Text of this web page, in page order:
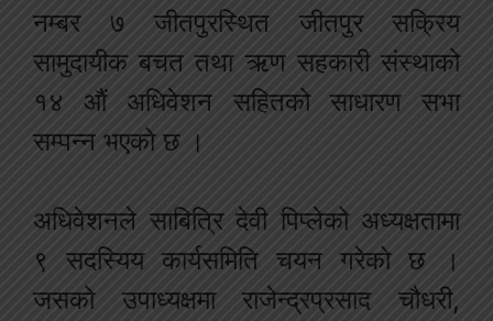
नम्बर ७ जीतपुरस्थित जीतपुर सक्रिय
सामुदायीक बचत तथा ऋण सहकारी संस्थाको
१४ औं अधिवेशन सहितको साधारण सभा
सम्पन्न भएको छ ।
अधिवेशनले साबित्रि देवी पिप्लेको अध्यक्षतामा
९ सदस्यिय कार्यसमिति चयन गरेको छ ।
जसको उपाध्यक्षमा राजेन्द्रप्रसाद चौधरी,